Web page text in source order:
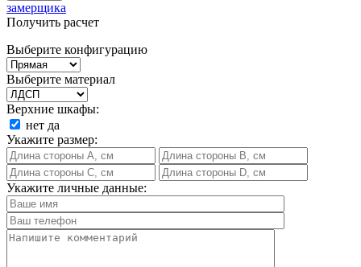
замерщика
Получить расчет
Выберите конфигурацию
Выберите материал
Верхние шкафы:
нет да
Укажите размер:
Укажите личные данные: